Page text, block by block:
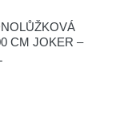
CM JOKER –